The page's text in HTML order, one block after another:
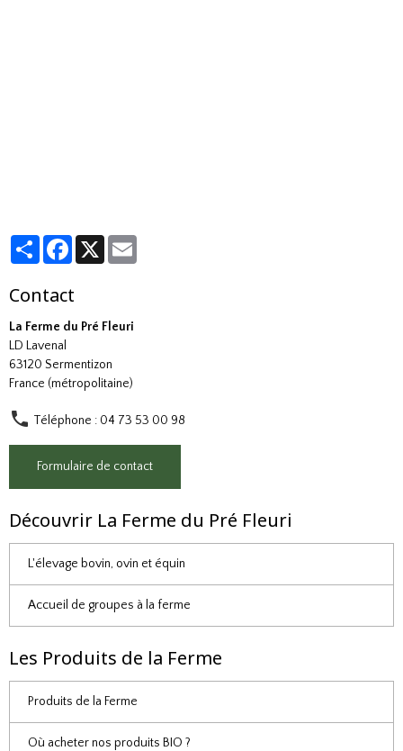
PartagerFacebook
X
Contact
La Ferme du Pré Fleuri
LD Lavenal
63120 Sermentizon
France (métropolitaine)
Téléphone : 04 73 53 00 98
Formulaire de contact
Découvrir La Ferme du Pré Fleuri
L'élevage bovin, ovin et équin
Accueil de groupes à la ferme
Les Produits de la Ferme
Produits de la Ferme
Où acheter nos produits BIO ?